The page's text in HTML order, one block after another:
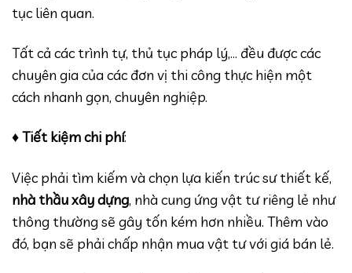
tục liên quan.
Tất cả các trình tự, thủ tục pháp lý,… đều được các
chuyên gia của các đơn vị thi công thực hiện một
cách nhanh gọn, chuyên nghiệp.
♦Tiết kiệm chi phí:
Việc phải tìm kiếm và chọn lựa kiến trúc sư thiết kế,
nhà thầu xây dựng, nhà cung ứng vật tư riêng lẻ như
thông thường sẽ gây tốn kém hơn nhiều. Thêm vào
đó, bạn sẽ phải chấp nhận mua vật tư với giá bán lẻ.